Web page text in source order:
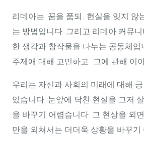
리데아는 '꿈을 품되, 현실을 잊지 않
는 방법입니다. 그리고 리데아 커뮤
한 생각과 창작물을 나누는 공동체입
주제애 대해 고민하고, 그에 관해 이
우리는 자신과 사회의 미래에 대해
있습니다. 눈앞에 닥친 현실을 그저
을 바꾸기 어렵습니다. 그 현상을 외
만을 외쳐서는 더더욱 상황을 바꾸기